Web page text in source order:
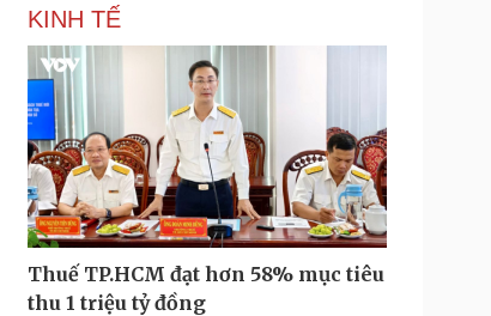
KINH TẾ
Thuế TP.HCM đạt hơn 58% mục tiêu
thu 1 triệu tỷ đồng